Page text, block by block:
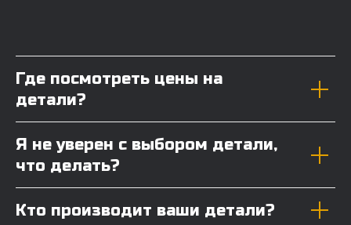
Где посмотреть цены на
детали?
Я не уверен с выбором детали,
что делать?
Кто производит ваши детали?